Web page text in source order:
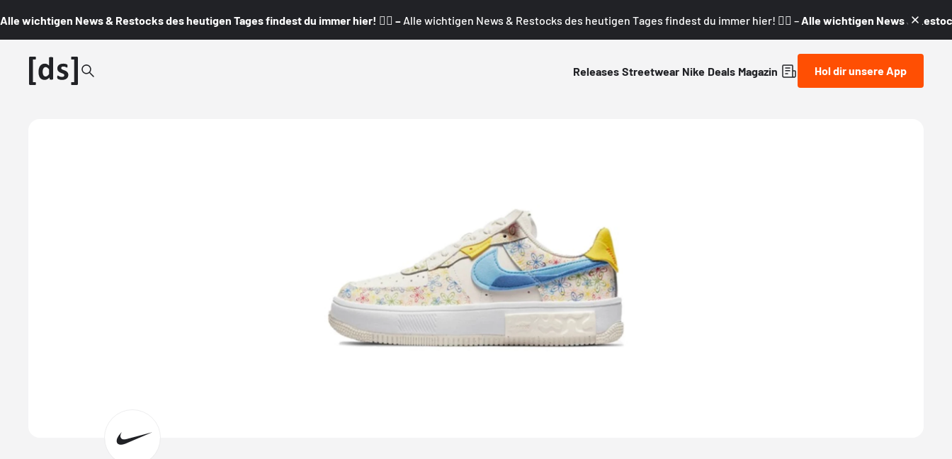
Alle wichtigen News & Restocks des heutigen Tages findest du immer hier! 👇🏼 – Alle wichtigen News & Restocks des heutigen Tages findest du immer hier! 👇🏼 – Alle wichtigen News &
Releases Streetwear Nike Deals Magazin Hol dir unsere App